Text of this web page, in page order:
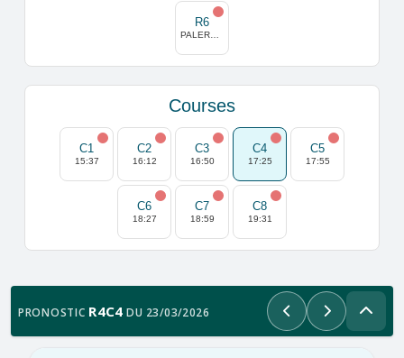
R6
Courses
C1
15:37
C2
16:12
C3
16:50
C4
17:25
C5
17:55
C6
18:27
C7
18:59
C8
19:31
PRONOSTIC R4C4 DU 23/03/2026 PrécédentSuivant